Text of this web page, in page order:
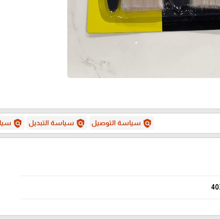
policy سياسة التوصيل policy سياسة التبديل policy